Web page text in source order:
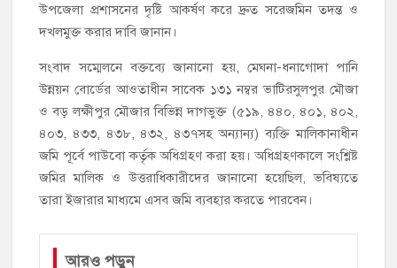
উপজেলা প্রশাসনের দৃষ্টি আকর্ষণ করে দ্রুত সরেজমিন তদন্ত ও
দখলমুক্ত করার দাবি জানান।
সংবাদ সম্মেলনে বক্তব্যে জানানো হয়, মেঘনা-ধনাগোদা পানি
উন্নয়ন বোর্ডের আওতাধীন সাবেক ১৩১ নম্বর ভাটিরসুলপুর মৌজা
ও বড় লক্ষীপুর মৌজার বিভিন্ন দাগভুক্ত (৫১৯, ৪৪০, ৪০১, ৪০২,
৪০৩, ৪৩৩, ৪৩৮, ৪৩২, ৪৩৭সহ অন্যান্য) ব্যক্তি মালিকানাধীন
জমি পূর্বে পাউবো কর্তৃক অধিগ্রহণ করা হয়। অধিগ্রহণকালে সংশ্লিষ্ট
জমির মালিক ও উত্তরাধিকারীদের জানানো হয়েছিল, ভবিষ্যতে
তারা ইজারার মাধ্যমে এসব জমি ব্যবহার করতে পারবেন।
আরও পড়ুন